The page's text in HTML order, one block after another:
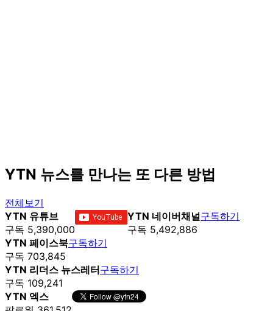
YTN 뉴스를 만나는 또 다른 방법
전체보기
YTN 유튜브
구독 5,390,000
YTN 네이버채널
구독 5,492,886
구독하기
YTN 페이스북
구독 703,845
구독하기
YTN 리더스 뉴스레터
구독 109,241
구독하기
YTN 엑스